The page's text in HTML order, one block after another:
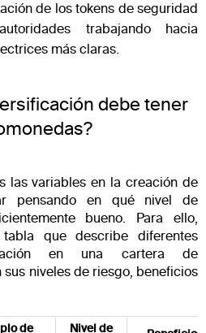
de los tokens de seguridad
trabajando hacia
más claras​​.
debe tener
las variables en la creación de
pensando en qué nivel de
bueno. Para ello,
que describe diferentes
en una cartera de
niveles de riesgo, beneficios
de
Nivel de